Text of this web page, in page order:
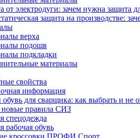
от электродуги: зачем нужна защита
защита на производстве:
верха
подошв
подкладки
материалы
свойства
информация
для сварщика: как выбрать и не
правила СИЗ
спецодежда
рабочая обувь
кроссовки ПРОФИ Спорт